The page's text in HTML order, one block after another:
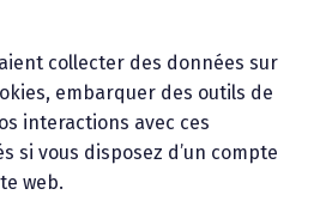
collecter des données sur
embarquer des outils de
interactions avec ces
si vous disposez d’un compte
web.